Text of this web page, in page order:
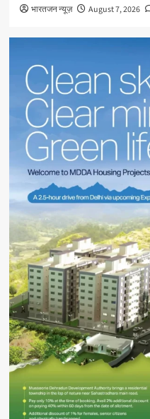
भारतजन न्यूज़ August 7, 2026